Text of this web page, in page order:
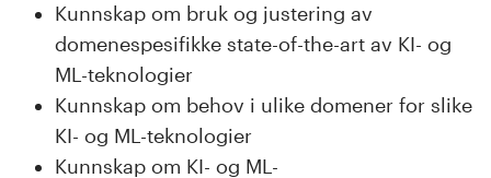
Kunnskap om bruk og justering av
domenespesifikke state-of-the-art av KI- og
ML-teknologier
Kunnskap om behov i ulike domener for slike
KI- og ML-teknologier
Kunnskap om KI- og ML-